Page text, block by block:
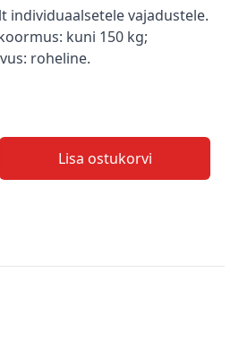
individuaalsetele vajadustele.
kuni 150 kg;
roheline.
Lisa ostukorvi